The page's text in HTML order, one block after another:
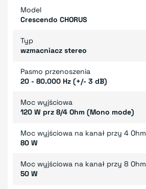
Model
Crescendo CHORUS
Typ
wzmacniacz stereo
Pasmo przenoszenia
20 - 80.000 Hz (+/- 3 dB)
Moc wyjściowa
120 W prz 8/4 Ohm (Mono mode)
Moc wyjściowa na kanał przy 4 Ohm
80 W
Moc wyjściowa na kanał przy 8 Ohm
50 W